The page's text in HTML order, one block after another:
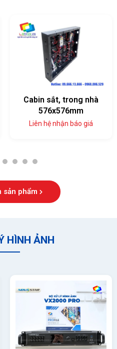
Cabin sắt, trong nhà
576x576mm
Liên hệ nhận báo giá
4 5 6 7
sản phẩm
HÌNH ẢNH